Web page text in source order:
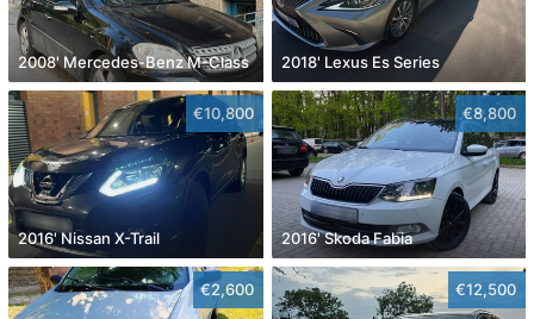
2008' Mercedes-Benz M-Class 2018' Lexus Es Series
€10,800
2016' Nissan X-Trail
€8,800
2016' Skoda Fabia
€2,600 €12,500